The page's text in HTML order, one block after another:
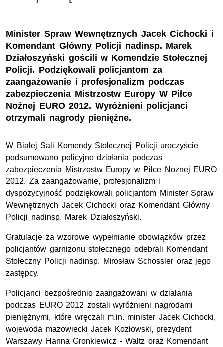
Minister Spraw Wewnętrznych Jacek Cichocki i
Komendant Główny Policji nadinsp. Marek
Działoszyński gościli w Komendzie Stołecznej
Policji. Podziękowali policjantom za
zaangażowanie i profesjonalizm podczas
zabezpieczenia Mistrzostw Europy W Piłce
Nożnej EURO 2012. Wyróżnieni policjanci
otrzymali nagrody pieniężne.
W Białej Sali Komendy Stołecznej Policji uroczyście
podsumowano policyjne działania podczas
zabezpieczenia Mistrzostw Europy w Pilce Nożnej EURO
2012. Za zaangażowanie, profesjonalizm i
dyspozycyjność podziękowali policjantom Minister Spraw
Wewnętrznych Jacek Cichocki oraz Komendant Główny
Policji nadinsp. Marek Działoszyński.
Gratulacje za wzorowe wypełnianie obowiązków przez
policjantów garnizonu stołecznego odebrali Komendant
Stołeczny Policji nadinsp. Mirosław Schossler oraz jego
zastępcy.
Policjanci bezpośrednio zaangażowani w działania
podczas EURO 2012 zostali wyróżnieni nagrodami
pieniężnymi, które wręczali m.in. minister Jacek Cichocki,
wojewoda mazowiecki Jacek Kozłowski, prezydent
Warszawy Hanna Gronkiewicz - Waltz oraz Komendant